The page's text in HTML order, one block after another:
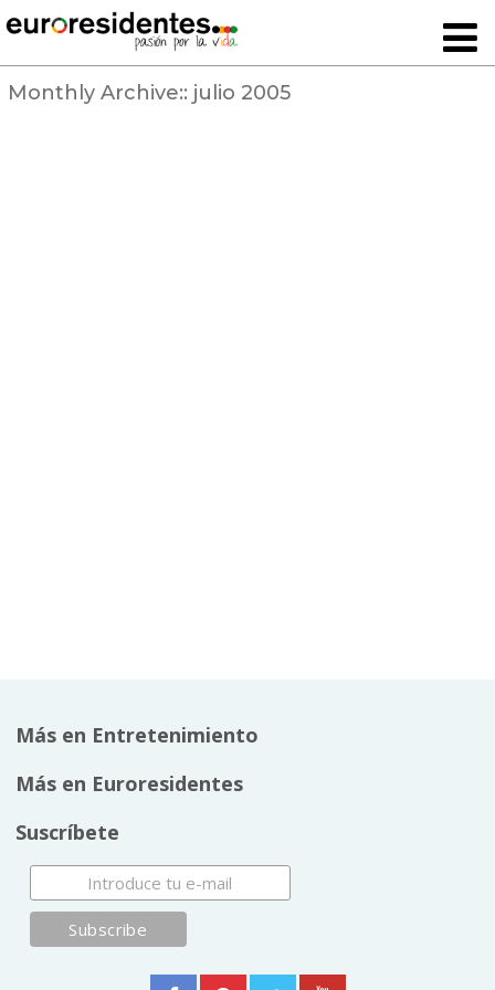
Monthly Archive:: julio 2005
Más en Entretenimiento
Más en Euroresidentes
Suscríbete